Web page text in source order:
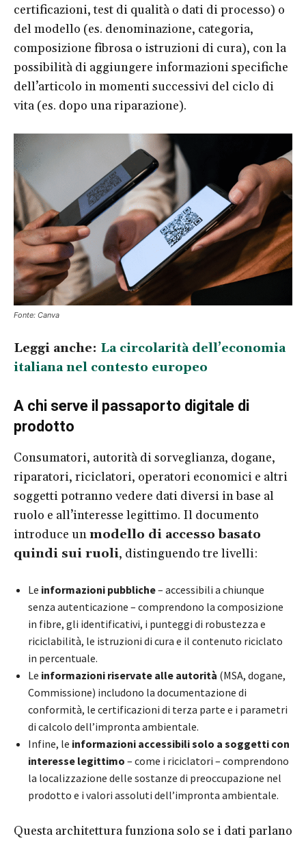
certificazioni, test di qualità o dati di processo) o
del modello (es. denominazione, categoria,
composizione fibrosa o istruzioni di cura), con la
possibilità di aggiungere informazioni specifiche
dell’articolo in momenti successivi del ciclo di
vita (es. dopo una riparazione).
Fonte: Canva
Leggi anche: La circolarità dell’economia
italiana nel contesto europeo
A chi serve il passaporto digitale di
prodotto
Consumatori, autorità di sorveglianza, dogane,
riparatori, riciclatori, operatori economici e altri
soggetti potranno vedere dati diversi in base al
ruolo e all’interesse legittimo. Il documento
introduce unmodello di accesso basato
quindi sui ruoli, distinguendo tre livelli:
Le informazioni pubbliche– accessibili a chiunque
senza autenticazione – comprendono la composizione
in fibre, gli identificativi, i punteggi di robustezza e
riciclabilità, le istruzioni di cura e il contenuto riciclato
in percentuale.
Le informazioni riservate alle autorità (MSA, dogane,
Commissione) includono la documentazione di
conformità, le certificazioni di terza parte e i parametri
di calcolo dell’impronta ambientale.
Infine, le informazioni accessibili solo a soggetti con
interesse legittimo – come i riciclatori – comprendono
la localizzazione delle sostanze di preoccupazione nel
prodotto e i valori assoluti dell’impronta ambientale.
Questa architettura funziona solo se i dati parlano